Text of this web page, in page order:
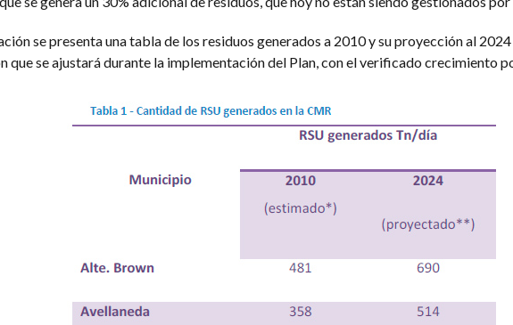
se presenta una tabla de los residuos generados a 2010 y su proyección al
que se ajustará durante la implementación del Plan, con el verificado crecimiento